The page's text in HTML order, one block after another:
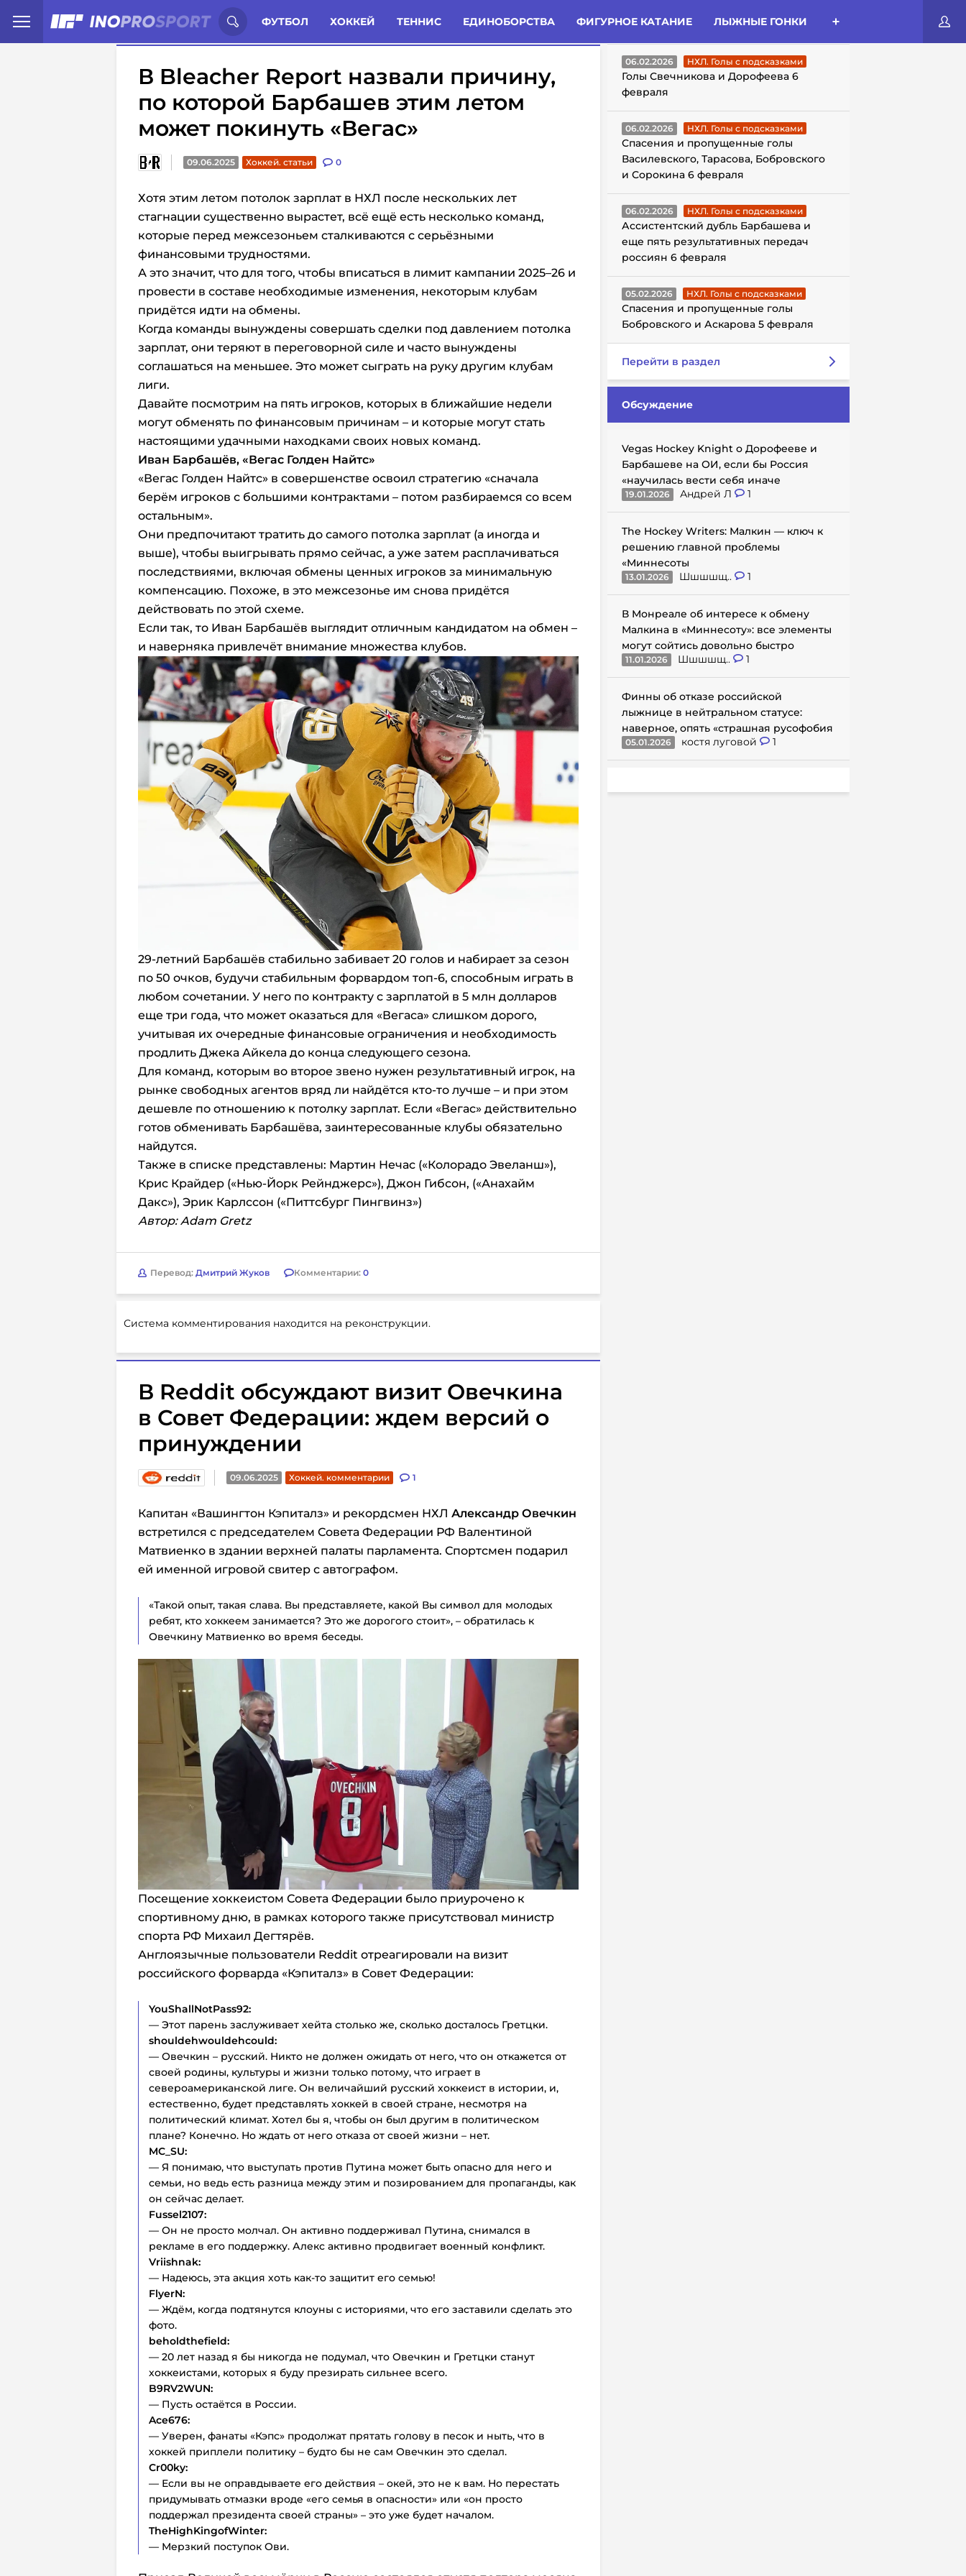
ФУТБОЛ ХОККЕЙ ТЕННИС ЕДИНОБОРСТВА ФИГУРНОЕ КАТАНИЕ ЛЫЖНЫЕ ГОНКИ
Иностранцы о спорте России: Статьи Комменты Новости
В Bleacher Report назвали причину,
по которой Барбашев этим летом
может покинуть «Вегас»
09.06.2025 Хоккей. статьи 0
Хотя этим летом потолок зарплат в НХЛ после нескольких лет
стагнации существенно вырастет, всё ещё есть несколько команд,
которые перед межсезоньем сталкиваются с серьёзными
финансовыми трудностями.
А это значит, что для того, чтобы вписаться в лимит кампании 2025–26 и
провести в составе необходимые изменения, некоторым клубам
придётся идти на обмены.
Когда команды вынуждены совершать сделки под давлением потолка
зарплат, они теряют в переговорной силе и часто вынуждены
соглашаться на меньшее. Это может сыграть на руку другим клубам
лиги.
Давайте посмотрим на пять игроков, которых в ближайшие недели
могут обменять по финансовым причинам – и которые могут стать
настоящими удачными находками своих новых команд.
Иван Барбашёв, «Вегас Голден Найтс»
«Вегас Голден Найтс» в совершенстве освоил стратегию «сначала
берём игроков с большими контрактами – потом разбираемся со всем
остальным».
Они предпочитают тратить до самого потолка зарплат (а иногда и
выше), чтобы выигрывать прямо сейчас, а уже затем расплачиваться
последствиями, включая обмены ценных игроков за минимальную
компенсацию. Похоже, в это межсезонье им снова придётся
действовать по этой схеме.
Если так, то Иван Барбашёв выглядит отличным кандидатом на обмен –
и наверняка привлечёт внимание множества клубов.
29-летний Барбашёв стабильно забивает 20 голов и набирает за сезон
по 50 очков, будучи стабильным форвардом топ-6, способным играть в
любом сочетании. У него по контракту с зарплатой в 5 млн долларов
еще три года, что может оказаться для «Вегаса» слишком дорого,
учитывая их очередные финансовые ограничения и необходимость
продлить Джека Айкела до конца следующего сезона.
Для команд, которым во второе звено нужен результативный игрок, на
рынке свободных агентов вряд ли найдётся кто-то лучше – и при этом
дешевле по отношению к потолку зарплат. Если «Вегас» действительно
готов обменивать Барбашёва, заинтересованные клубы обязательно
найдутся.
Также в списке представлены: Мартин Нечаc («Колорадо Эвеланш»),
Крис Крайдер («Нью-Йорк Рейнджерс»), Джон Гибсон, («Анахайм
Дакс»), Эрик Карлссон («Питтсбург Пингвинз»)
Автор: Adam Gretz
Перевод: Дмитрий Жуков Комментарии: 0
Система комментирования находится на реконструкции.
В Reddit обсуждают визит Овечкина
в Совет Федерации: ждем версий о
принуждении
09.06.2025 Хоккей. комментарии 1
Капитан «Вашингтон Кэпиталз» и рекордсмен НХЛ Александр Овечкин
встретился с председателем Совета Федерации РФ Валентиной
Матвиенко в здании верхней палаты парламента. Спортсмен подарил
ей именной игровой свитер с автографом.
«Такой опыт, такая слава. Вы представляете, какой Вы символ для молодых
ребят, кто хоккеем занимается? Это же дорогого стоит», – обратилась к
Овечкину Матвиенко во время беседы.
Посещение хоккеистом Совета Федерации было приурочено к
спортивному дню, в рамках которого также присутствовал министр
спорта РФ Михаил Дегтярёв.
Англоязычные пользователи Reddit отреагировали на визит
российского форварда «Кэпиталз» в Совет Федерации:
YouShallNotPass92:
— Этот парень заслуживает хейта столько же, сколько досталось Гретцки.
shouldehwouldehcould:
— Овечкин – русский. Никто не должен ожидать от него, что он откажется от
своей родины, культуры и жизни только потому, что играет в
североамериканской лиге. Он величайший русский хоккеист в истории, и,
естественно, будет представлять хоккей в своей стране, несмотря на
политический климат. Хотел бы я, чтобы он был другим в политическом
плане? Конечно. Но ждать от него отказа от своей жизни – нет.
MC_SU:
— Я понимаю, что выступать против Путина может быть опасно для него и
семьи, но ведь есть разница между этим и позированием для пропаганды, как
он сейчас делает.
Fussel2107:
— Он не просто молчал. Он активно поддерживал Путина, снимался в
рекламе в его поддержку. Алекс активно продвигает военный конфликт.
Vriishnak:
— Надеюсь, эта акция хоть как-то защитит его семью!
FlyerN:
— Ждём, когда подтянутся клоуны с историями, что его заставили сделать это
фото.
beholdthefield:
— 20 лет назад я бы никогда не подумал, что Овечкин и Гретцки станут
хоккеистами, которых я буду презирать сильнее всего.
B9RV2WUN:
— Пусть остаётся в России.
Ace676:
— Уверен, фанаты «Кэпс» продолжат прятать голову в песок и ныть, что в
хоккей приплели политику – будто бы не сам Овечкин это сделал.
Cr00ky:
— Если вы не оправдываете его действия – окей, это не к вам. Но перестать
придумывать отмазки вроде «его семья в опасности» или «он просто
поддержал президента своей страны» – это уже будет началом.
TheHighKingofWinter:
— Мерзкий поступок Ови.
ГОЛЫ С ПОДСКАЗКАМИ
06.02.2026 НХЛ. Голы с подсказками
Голы Свечникова и Дорофеева 6
февраля
06.02.2026 НХЛ. Голы с подсказками
Спасения и пропущенные голы
Василевского, Тарасова, Бобровского
и Сорокина 6 февраля
06.02.2026 НХЛ. Голы с подсказками
Ассистентский дубль Барбашева и
еще пять результативных передач
россиян 6 февраля
05.02.2026 НХЛ. Голы с подсказками
Спасения и пропущенные голы
Бобровского и Аскарова 5 февраля
Перейти в раздел
Обсуждение
Vegas Hockey Knight о Дорофееве и
Барбашеве на ОИ, если бы Россия
«научилась вести себя иначе
19.01.2026 Андрей Л 1
The Hockey Writers: Малкин — ключ к
решению главной проблемы
«Миннесоты
13.01.2026 Шшшшщ.. 1
В Монреале об интересе к обмену
Малкина в «Миннесоту»: все элементы
могут сойтись довольно быстро
11.01.2026 Шшшшщ.. 1
Финны об отказе российской
лыжнице в нейтральном статусе:
наверное, опять «страшная русофобия
05.01.2026 костя луговой 1